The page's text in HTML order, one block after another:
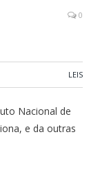
0
LEIS
Nacional de
e da outras